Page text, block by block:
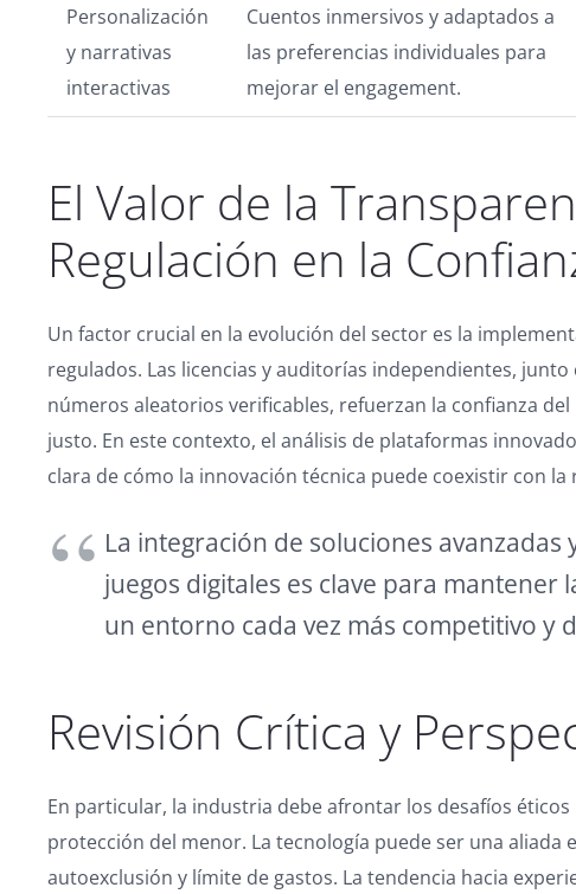
Personalización
y narrativas
interactivas
Cuentos inmersivos y adaptados a
las preferencias individuales para
mejorar el engagement.
El Valor de la
Regulación en la
Un factor crucial en la evolución del sector es la
regulados. Las licencias y auditorías independientes,
números aleatorios verificables, refuerzan la confianza
justo. En este contexto, el análisis de plataformas
clara de cómo la innovación técnica puede coexistir con
La integración de soluciones avanzadas
juegos digitales es clave para mantener
un entorno cada vez más competitivo y
Revisión Crítica y
En particular, la industria debe afrontar los desafíos
protección del menor. La tecnología puede ser una aliada
autoexclusión y límite de gastos. La tendencia hacia